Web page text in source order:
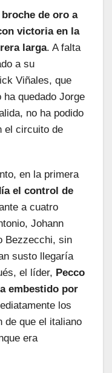
de oro a
victoria en la
larga. A falta
a su
Viñales, que
ha quedado Jorge
no ha podido
el circuito de
en la primera
el control de
a cuatro
Johann
Bezzecchi, sin
susto llegaría
el líder, Pecco
embestido por
los
de que el italiano
era